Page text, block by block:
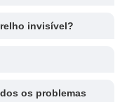
invisível?
os problemas